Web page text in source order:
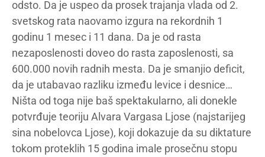
odsto. Da je uspeo da prosek trajanja vlada od 2.
svetskog rata naovamo izgura na rekordnih 1
godinu 1 mesec i 11 dana. Da je od rasta
nezaposlenosti doveo do rasta zaposlenosti, sa
600.000 novih radnih mesta. Da je smanjio deficit,
da je utabavao razliku između levice i desnice…
Ništa od toga nije baš spektakularno, ali donekle
potvrđuje teoriju Alvara Vargasa Ljose (najstarijeg
sina nobelovca Ljose), koji dokazuje da su diktature
tokom proteklih 15 godina imale prosečnu stopu